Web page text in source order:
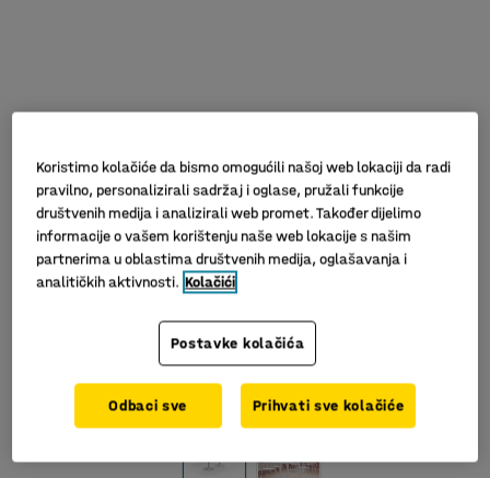
Koristimo kolačiće da bismo omogućili našoj web lokaciji da radi
pravilno, personalizirali sadržaj i oglase, pružali funkcije
društvenih medija i analizirali web promet. Također dijelimo
informacije o vašem korištenju naše web lokacije s našim
partnerima u oblastima društvenih medija, oglašavanja i
analitičkih aktivnosti. Kolačići
Postavke kolačića
Odbaci sve Prihvati sve kolačiće